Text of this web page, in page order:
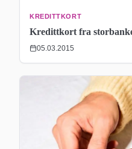
KREDITTKORT
Kredittkort fra
05.03.2015